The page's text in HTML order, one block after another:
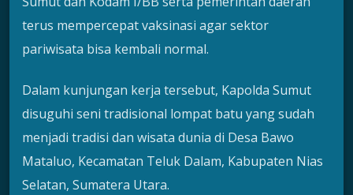
terus mempercepat vaksinasi agar sektor
pariwisata bisa kembali normal.
Dalam kunjungan kerja tersebut, Kapolda Sumut
disuguhi seni tradisional lompat batu yang sudah
menjadi tradisi dan wisata dunia di Desa Bawo
Mataluo, Kecamatan Teluk Dalam, Kabupaten Nias
Selatan, Sumatera Utara.